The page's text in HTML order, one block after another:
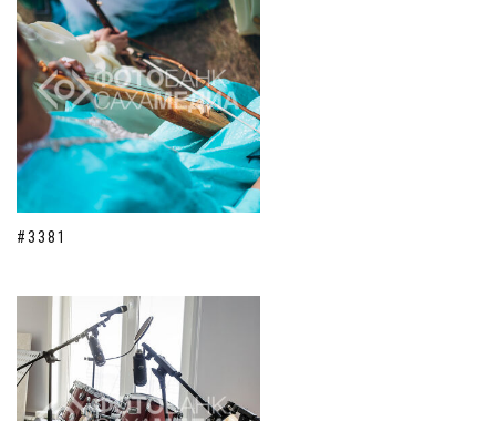
#3381